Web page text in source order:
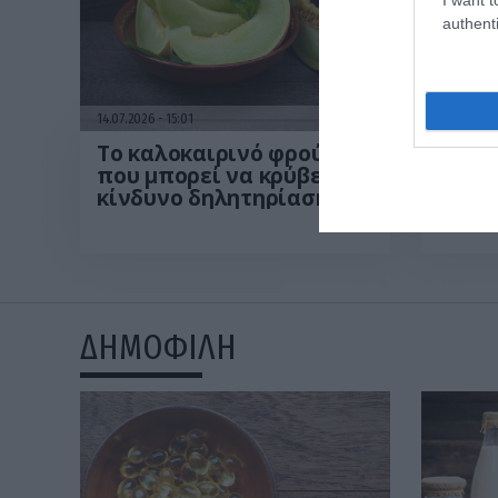
14.07.2026 15:01
Το καλοκαιρινό φρούτο
που μπορεί να κρύβει
κίνδυνο δηλητηρίασης:
ΔΗΜΟΦΙΛΗ